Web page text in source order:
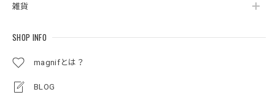
雑貨
SHOP INFO
magnifとは？
BLOG